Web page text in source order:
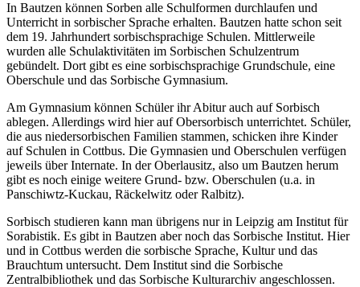
In Bautzen können Sorben alle Schulformen durchlaufen und
Unterricht in sorbischer Sprache erhalten. Bautzen hatte schon seit
dem 19. Jahrhundert sorbischsprachige Schulen. Mittlerweile
wurden alle Schulaktivitäten im Sorbischen Schulzentrum
gebündelt. Dort gibt es eine sorbischsprachige Grundschule, eine
Oberschule und das Sorbische Gymnasium.
Am Gymnasium können Schüler ihr Abitur auch auf Sorbisch
ablegen. Allerdings wird hier auf Obersorbisch unterrichtet. Schüler,
die aus niedersorbischen Familien stammen, schicken ihre Kinder
auf Schulen in Cottbus. Die Gymnasien und Oberschulen verfügen
jeweils über Internate. In der Oberlausitz, also um Bautzen herum
gibt es noch einige weitere Grund- bzw. Oberschulen (u.a. in
Panschiwtz-Kuckau, Räckelwitz oder Ralbitz).
Sorbisch studieren kann man übrigens nur in Leipzig am Institut für
Sorabistik. Es gibt in Bautzen aber noch das Sorbische Institut. Hier
und in Cottbus werden die sorbische Sprache, Kultur und das
Brauchtum untersucht. Dem Institut sind die Sorbische
Zentralbibliothek und das Sorbische Kulturarchiv angeschlossen.